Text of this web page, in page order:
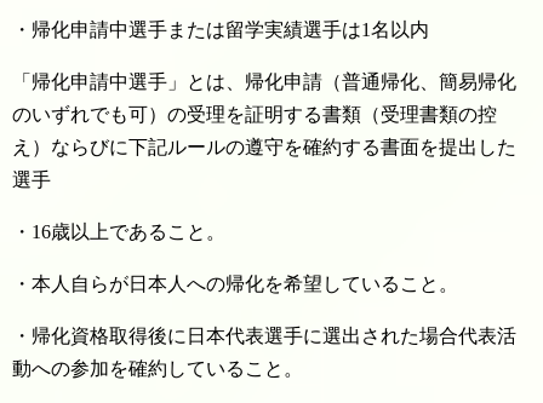
・帰化申請中選手または留学実績選手は1名以内
「帰化申請中選手」とは、帰化申請（普通帰化、簡易帰化
のいずれでも可）の受理を証明する書類（受理書類の控
え）ならびに下記ルールの遵守を確約する書面を提出した
選手
・16歳以上であること。
・本人自らが日本人への帰化を希望していること。
・帰化資格取得後に日本代表選手に選出された場合代表活
動への参加を確約していること。